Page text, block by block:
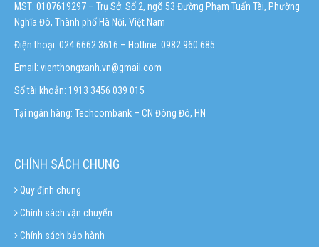
MST: 0107619297 – Trụ Sở: Số 2, ngõ 53 Đường Phạm Tuấn Tài, Phường
Nghĩa Đô, Thành phố Hà Nội, Việt Nam
Điện thoại: 024.6662 3616 – Hotline: 0982 960 685
Email: vienthongxanh.vn@gmail.com
Số tài khoản: 1913 3456 039 015
Tại ngân hàng: Techcombank – CN Đông Đô, HN
CHÍNH SÁCH CHUNG
Quy định chung
Chính sách vận chuyển
Chính sách bảo hành